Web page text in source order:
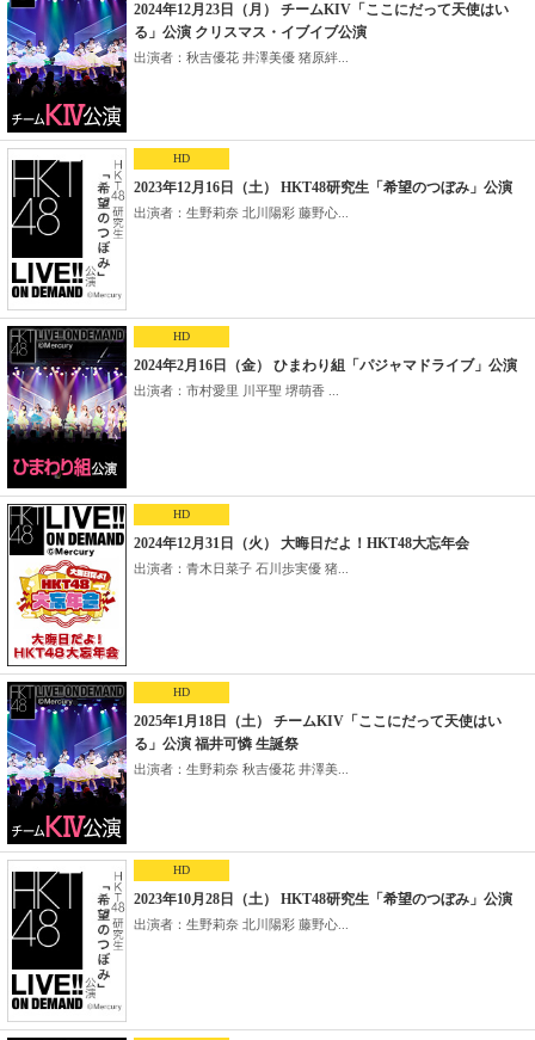
2024年12月23日（月） チームKIV「ここにだって天使はい
る」公演 クリスマス・イブイブ公演
出演者：秋吉優花 井澤美優 猪原絆...
HD
2023年12月16日（土） HKT48研究生「希望のつぼみ」公演
出演者：生野莉奈 北川陽彩 藤野心...
HD
2024年2月16日（金） ひまわり組「パジャマドライブ」公演
出演者：市村愛里 川平聖 堺萌香 ...
HD
2024年12月31日（火） 大晦日だよ！HKT48大忘年会
出演者：青木日菜子 石川歩実優 猪...
HD
2025年1月18日（土） チームKIV「ここにだって天使はい
る」公演 福井可憐 生誕祭
出演者：生野莉奈 秋吉優花 井澤美...
HD
2023年10月28日（土） HKT48研究生「希望のつぼみ」公演
出演者：生野莉奈 北川陽彩 藤野心...